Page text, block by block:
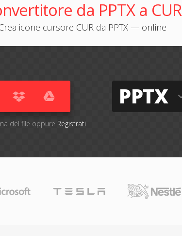
da PPTX a CUR
icone cursore CUR da PPTX — online
del file oppure Registrati
PPTX